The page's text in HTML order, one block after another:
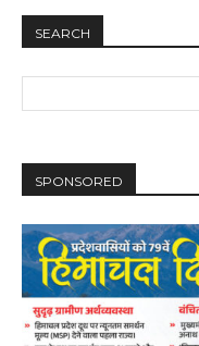
SEARCH
SPONSORED